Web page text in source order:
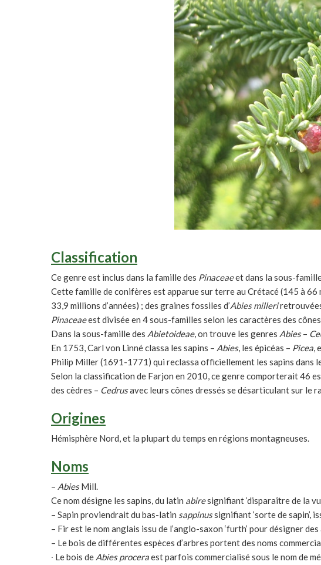
Classification
Ce genre est inclus dans la famille des Pinaceaeet dans la sous-
Cette famille de conifères est apparue sur terre au Crétacé (145 à 66
33,9 millions d’années) ; des graines fossiles d’Abies milleri
Pinaceaeest divisée en 4 sous-familles selon les caractères des
Dans la sous-famille des Abietoideae, on trouve les genres Abies–
En 1753, Carl von Linné classa les sapins – Abies, les épicéas – Picea,
Philip Miller (1691-1771) qui reclassa officiellement les sapins dans
Selon la classification de Farjon en 2010, ce genre comporterait 46
des cèdres – Cedrusavec leurs cônes dressés se désarticulant sur le
Origines
Hémisphère Nord, et la plupart du temps en régions montagneuses.
Noms
– AbiesMill.
Ce nom désigne les sapins, du latin abiresignifiant ‘disparaître de la
– Sapin proviendrait du bas-latin sappinussignifiant ‘sorte de sapin’,
– Fir est le nom anglais issu de l’anglo-saxon ‘furth’ pour désigner
– Le bois de différentes espèces d’arbres portent des noms
∙ Le bois de Abies proceraest parfois commercialisé sous le nom de